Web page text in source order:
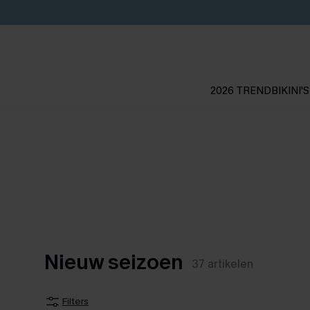
2026 TRENDBIKINI'S
Nieuw seizoen 37 artikelen
Filters